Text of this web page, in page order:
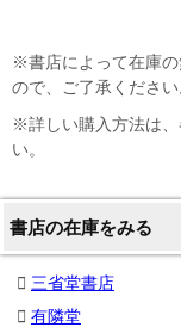
※書店によって在庫
ので、ご了承ください
※詳しい購入方法は、
い。
書店の在庫をみる
三省堂書店
有隣堂